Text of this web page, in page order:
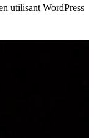
utilisant WordPress